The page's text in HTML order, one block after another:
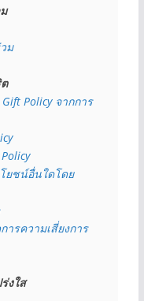
ม
Policy จากการ
Policy
ยชน์อื่นใดโดย
ารความเสี่ยงการ
งใส